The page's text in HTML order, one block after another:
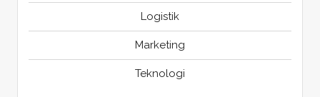
Logistik
Marketing
Teknologi